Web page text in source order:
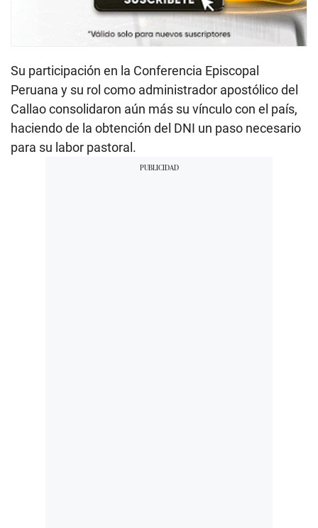
Su participación en la Conferencia Episcopal
Peruana y su rol como administrador apostólico del
Callao consolidaron aún más su vínculo con el país,
haciendo de la obtención del DNI un paso necesario
para su labor pastoral.